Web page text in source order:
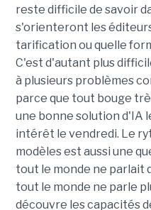
reste difficile de savoir
s'orienteront les
tarification ou quelle
C'est d'autant plus
à plusieurs problèmes
parce que tout bouge
une bonne solution d'IA
intérêt le vendredi. Le
modèles est aussi une
tout le monde ne parlait
tout le monde ne parle
découvre les capacités